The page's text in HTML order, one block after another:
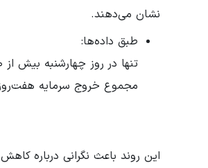
نشان می‌دهند.
طبق داده‌ها:
تنها در روز چهارشنبه بیش از ۲۰۰ میلیون دلار خروج سرمایه از ETFهای بیت کوین ثبت شد
مجموع خروج سرمایه هفت‌روزه نیز از ۱.۵ میلیارد دلار
این روند باعث نگرانی درباره